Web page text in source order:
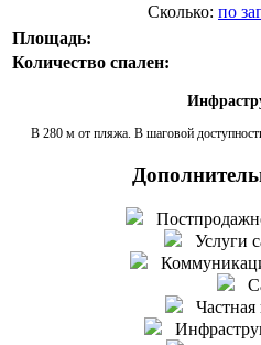
Сколько: по
Площадь:
Количество спален:
В 280 м от пляжа. В шаговой
Услуги
Частная